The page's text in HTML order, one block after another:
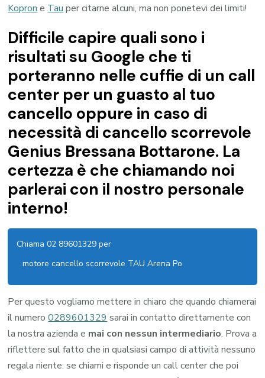
Kopron e Tau per citarne alcuni, ma non ponetevi dei limiti!
Difficile capire quali sono i
risultati su Google che ti
porteranno nelle cuffie di un call
center per un guasto al tuo
cancello oppure in caso di
necessità di cancello scorrevole
Genius Bressana Bottarone. La
certezza è che chiamando noi
parlerai con il nostro personale
interno!
Chiama 02 89601329 per
motore cancello scorrevole TAU Arena Po
Per questo vogliamo mettere in chiaro che quando chiamerai
il numero0289601329 sarai in contatto direttamente con
la nostra azienda e mai con nessun intermediario. Prova a
riflettere sul fatto che in qualsiasi campo di attività nessuno
regala niente: se chiami e risponde un call center che poi